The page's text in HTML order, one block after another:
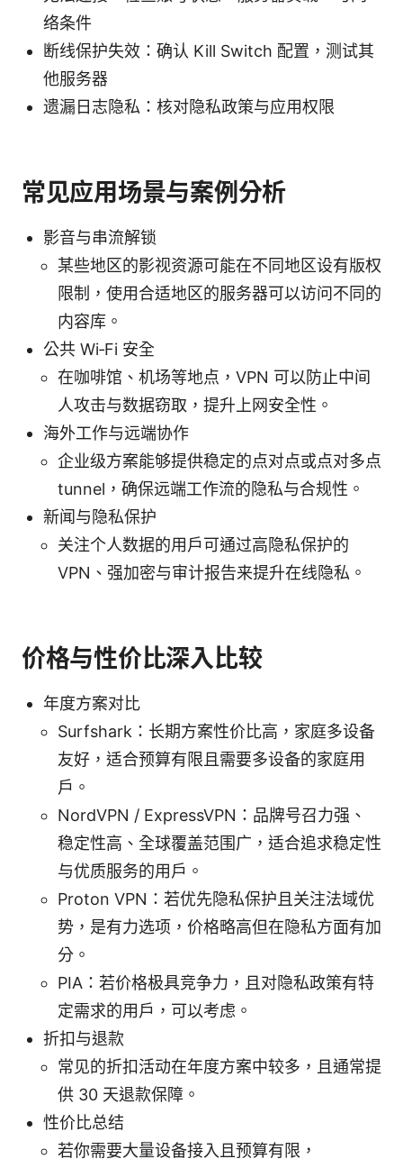
络条件
断线保护失效：确认 Kill Switch 配置，测试其
他服务器
遗漏日志隐私：核对隐私政策与应用权限
常见应用场景与案例分析
影音与串流解锁
某些地区的影视资源可能在不同地区设有版权
限制，使用合适地区的服务器可以访问不同的
内容库。
公共 Wi‑Fi 安全
在咖啡馆、机场等地点，VPN 可以防止中间
人攻击与数据窃取，提升上网安全性。
海外工作与远端协作
企业级方案能够提供稳定的点对点或点对多点
tunnel，确保远端工作流的隐私与合规性。
新闻与隐私保护
关注个人数据的用户可通过高隐私保护的
VPN、强加密与审计报告来提升在线隐私。
价格与性价比深入比较
年度方案对比
Surfshark：长期方案性价比高，家庭多设备
友好，适合预算有限且需要多设备的家庭用
户。
NordVPN / ExpressVPN：品牌号召力强、
稳定性高、全球覆盖范围广，适合追求稳定性
与优质服务的用户。
Proton VPN：若优先隐私保护且关注法域优
势，是有力选项，价格略高但在隐私方面有加
分。
PIA：若价格极具竞争力，且对隐私政策有特
定需求的用户，可以考虑。
折扣与退款
常见的折扣活动在年度方案中较多，且通常提
供 30 天退款保障。
性价比总结
若你需要大量设备接入且预算有限，